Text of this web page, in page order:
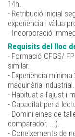
14h.
- Retribució inicial
experiència i vàlua
- Incorporació
Requisits del lloc
- Formació CFGS/
similar.
- Experiència
maquinària industrial.
- Habituat a l'ajust i
- Capacitat per a
- Domini eines de
comparador, ...).
- Coneixements de